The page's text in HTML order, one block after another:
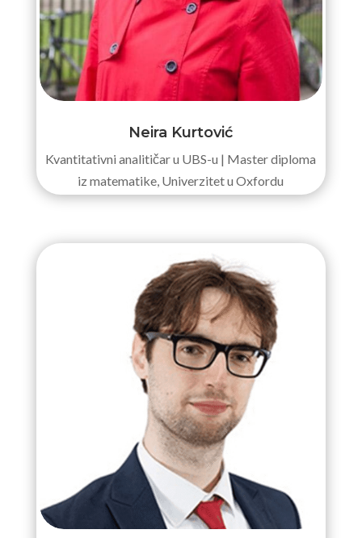
Neira Kurtović
Kvantitativni analitičar u UBS-u | Master diploma
iz matematike, Univerzitet u Oxfordu